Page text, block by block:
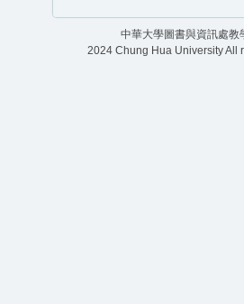
中華大學圖書與資訊處教
2024 Chung Hua University All